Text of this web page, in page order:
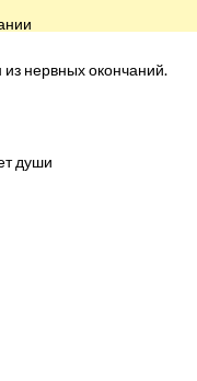
нервных окончаний.
души